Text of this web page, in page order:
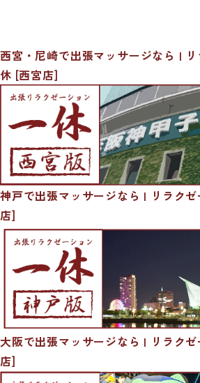
西宮・尼崎で出張マッサージなら |
休 [西宮店]
神戸で出張マッサージなら | リラク
店]
大阪で出張マッサージなら | リラク
店]